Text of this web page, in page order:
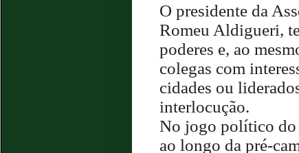
O presidente da
Romeu Aldigueri,
poderes e, ao
colegas com
cidades ou
interlocução.
No jogo político do
ao longo da pré-